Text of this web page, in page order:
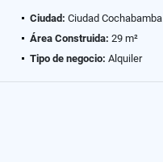
Ciudad: Ciudad Cochabamba
Área Construida: 29 m²
Tipo de negocio: Alquiler